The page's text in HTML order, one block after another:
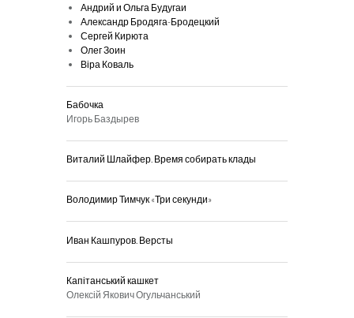
Андрий и Ольга Будугаи
Александр Бродяга-Бродецкий
Сергей Кирюта
Олег Зоин
Віра Коваль
Бабочка
Игорь Баздырев
Виталий Шлайфер. Время собирать клады
Володимир Тимчук «Три секунди»
Иван Кашпуров. Версты
Капітанський кашкет
Олексій Якович Огульчанський